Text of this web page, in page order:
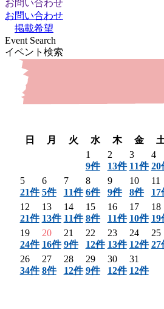
お問い合わせ
お問い合わせ
掲載希望
Event Search
イベント検索
日
月 火 水 木 金
1
9件
2
13件
3
11件
4
20
5
21件
6
5件
7
11件
8
6件
9
9件
10
8件
11
17
12
21件
13
13件
14
11件
15
8件
16
11件
17
10件
18
19
19
24件
20
16件
21
9件
22
12件
23
13件
24
12件
25
27
26
34件
27
8件
28
12件
29
9件
30
12件
31
12件